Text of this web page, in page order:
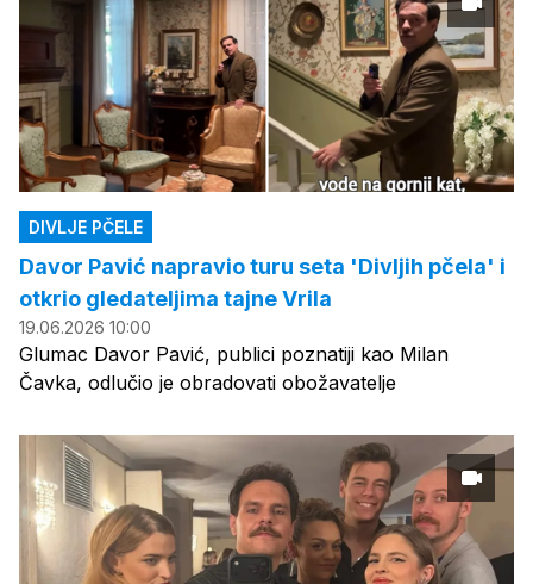
DIVLJE PČELE
Davor Pavić napravio turu seta 'Divljih pčela' i
otkrio gledateljima tajne Vrila
19.06.2026 10:00
Glumac Davor Pavić, publici poznatiji kao Milan
Čavka, odlučio je obradovati obožavatelje